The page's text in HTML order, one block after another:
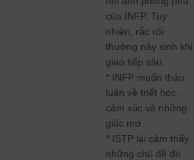
của INFP. Tuy
nhiên, rắc rối
thường nảy sinh khi
giao tiếp sâu.
* INFP muốn thảo
luận về triết học,
cảm xúc và những
giấc mơ.
* ISTP lại cảm thấy
những chủ đề đó